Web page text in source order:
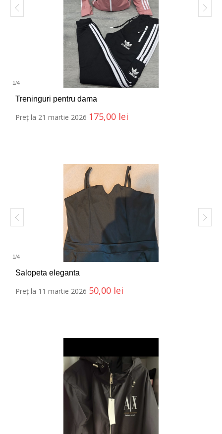
1/4
Treninguri pentru dama
Preț la 21 martie 2026 175,00 lei
1/4
Salopeta eleganta
Preț la 11 martie 2026 50,00 lei